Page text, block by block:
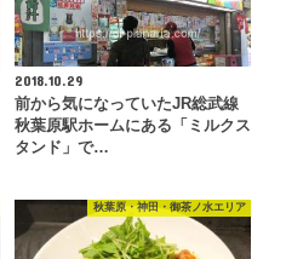
2018.10.29
前から気になっていたJR総武線
秋葉原駅ホームにある「ミルクス
タンド」で…
秋葉原・神田・御茶ノ水エリア